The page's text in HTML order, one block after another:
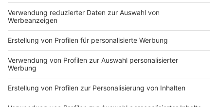
Anzeige
Rasiercreme (ohne Mikroplastik)
Anzeige
Diese Rasiercreme ist das perfekte Geschenk für